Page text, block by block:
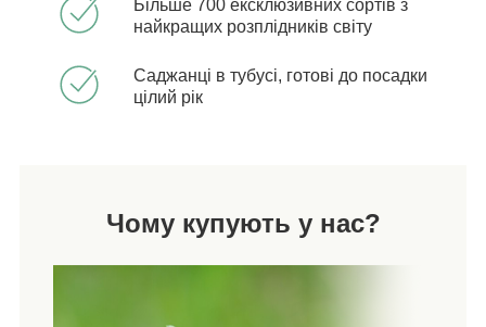
Більше 700 ексклюзивних сортів з
найкращих розплідників світу
Саджанці в тубусі, готові до посадки
цілий рік
Чому купують у нас?